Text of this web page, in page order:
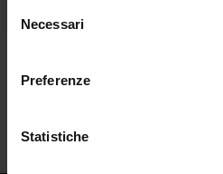
delNecessari
Preferenze
Statistiche